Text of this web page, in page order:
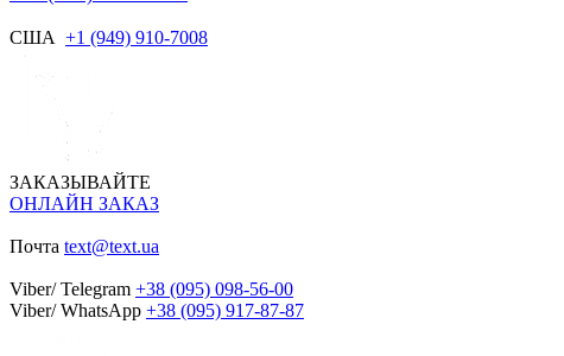
США +1 (949) 910-7008
ЗАКАЗЫВАЙТЕ
ОНЛАЙН ЗАКАЗ
Почта text@text.ua
Viber/ Telegram +38 (095) 098-56-00
Viber/ WhatsApp +38 (095) 917-87-87